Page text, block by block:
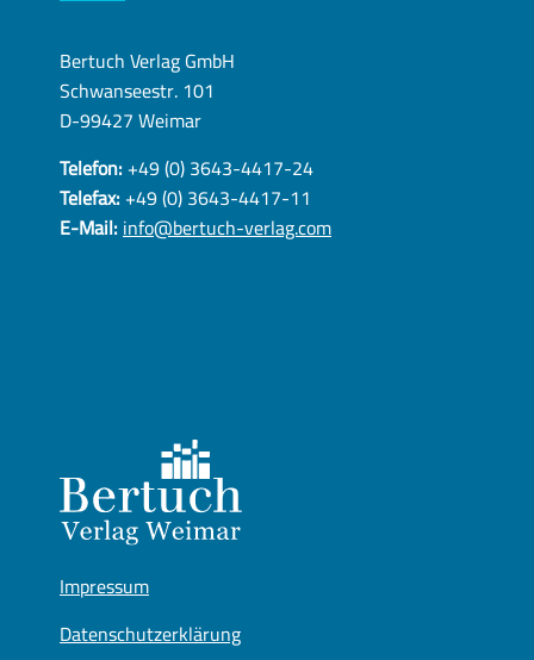
Bertuch Verlag GmbH
Schwanseestr. 101
D-99427 Weimar
Telefon:+49 (0) 3643-4417-24
Telefax:+49 (0) 3643-4417-11
E-Mail:info@bertuch-verlag.com
Impressum
Datenschutzerklärung